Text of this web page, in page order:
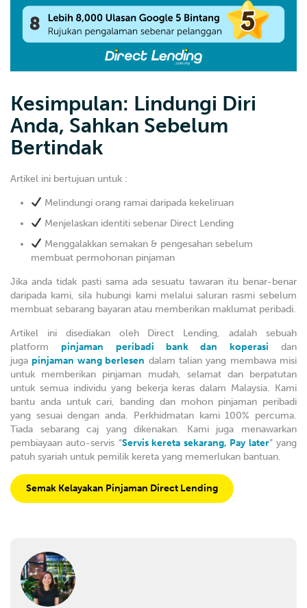
Kesimpulan: Lindungi Diri
Anda, Sahkan Sebelum
Bertindak
Artikel ini bertujuan untuk :
Melindungi orang ramai daripada kekeliruan
Menjelaskan identiti sebenar Direct Lending
Menggalakkan semakan & pengesahan sebelum
membuat permohonan pinjaman
Jika anda tidak pasti sama ada sesuatu tawaran itu benar-benar
daripada kami, sila hubungi kami melalui saluran rasmi sebelum
membuat sebarang bayaran atau memberikan maklumat peribadi.
Artikel ini disediakan oleh Direct Lending, adalah sebuah
platform pinjaman peribadi bank dan koperasi dan
juga pinjaman wang berlesen dalam talian yang membawa misi
untuk memberikan pinjaman mudah, selamat dan berpatutan
untuk semua individu yang bekerja keras dalam Malaysia. Kami
bantu anda untuk cari, banding dan mohon pinjaman peribadi
yang sesuai dengan anda. Perkhidmatan kami 100% percuma.
Tiada sebarang caj yang dikenakan. Kami juga menawarkan
pembiayaan auto-servis “Servis kereta sekarang, Pay later” yang
patuh syariah untuk pemilik kereta yang memerlukan bantuan.
Semak Kelayakan Pinjaman Direct Lending